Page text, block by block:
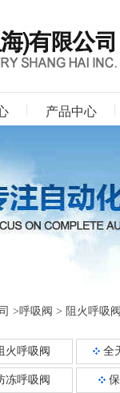
产品中心
>呼吸阀 > 阻火呼吸
火呼吸阀 全
冻呼吸阀